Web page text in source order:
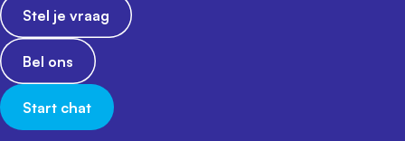
Stel je vraag
Bel ons
Start chat